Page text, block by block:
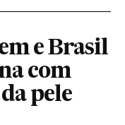
e Brasil
com
pele